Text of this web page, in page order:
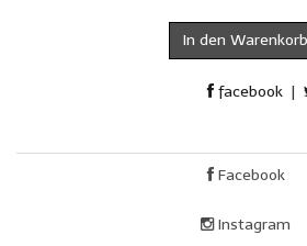
In den Warenkorb
facebook |
Facebook
Instagram